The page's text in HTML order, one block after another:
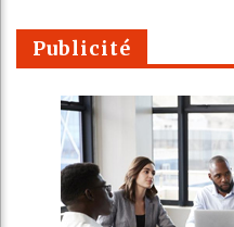
Publicité